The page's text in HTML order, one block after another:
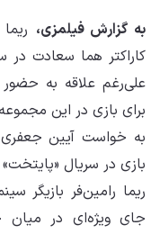
به گزارش فیلمزی،
کاراکتر هما سعادت
علی‌رغم علاقه به
برای بازی در این
به خواست آیین جعفری
بازی در سریال
ریما رامین‌فر بازیگر
جای ویژه‌ای در میان